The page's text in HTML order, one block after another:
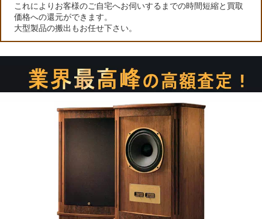
これによりお客様のご自宅へお伺いするまでの時間短縮と買取
価格への還元ができます。
大型製品の搬出もお任せ下さい。